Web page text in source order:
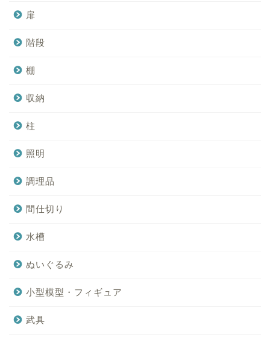
扉
階段
棚
収納
柱
照明
調理品
間仕切り
水槽
ぬいぐるみ
小型模型・フィギュア
武具